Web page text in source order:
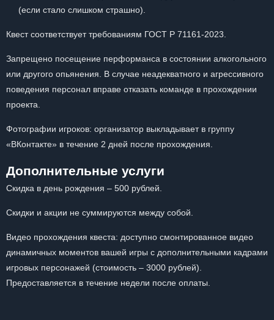
(если стало слишком страшно).
Квест соответствует требованиям ГОСТ Р 71161-2023.
Запрещено посещение перформанса в состоянии алкогольного
или другого опьянения. В случае неадекватного и агрессивного
поведения персонал вправе отказать команде в прохождении
проекта.
Фотографии игроков: организатор выкладывает в группу
«ВКонтакте» в течение 2 дней после прохождения.
Дополнительные услуги
Скидка в день рождения – 500 рублей.
Скидки и акции не суммируются между собой.
Видео прохождения квеста: доступно смонтированное видео
динамичных моментов вашей игры с дополнительными кадрами
игровых персонажей (стоимость – 3000 рублей).
Предоставляется в течение недели после оплаты.